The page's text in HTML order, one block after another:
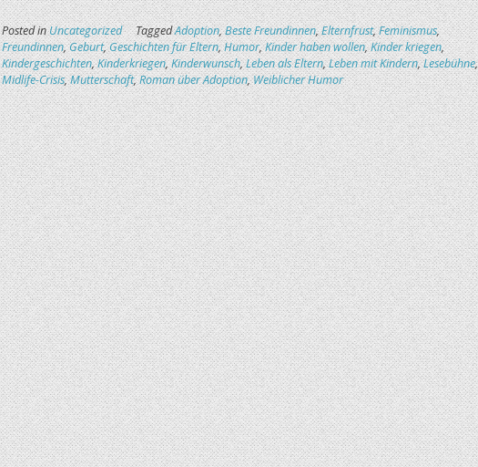
Posted inUncategorized TaggedAdoption,Beste Freundinnen,Elternfrust,Feminismus,
Freundinnen,Geburt,Geschichten für Eltern,Humor,Kinder haben wollen,Kinder kriegen,
Kindergeschichten,Kinderkriegen,Kinderwunsch,Leben als Eltern,Leben mit Kindern,Lesebühne,
Midlife-Crisis,Mutterschaft,Roman über Adoption,Weiblicher Humor